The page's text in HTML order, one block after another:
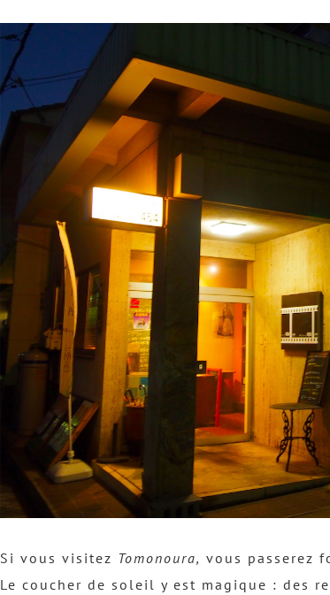
Si vous visitez Tomonoura, vous passerez
Le coucher de soleil y est magique : des